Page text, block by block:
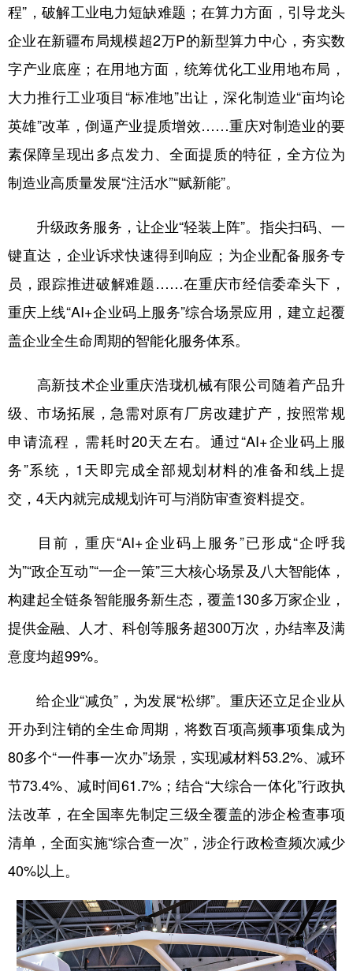
程”，破解工业电力短缺难题；在算力方面，引导龙头
企业在新疆布局规模超2万P的新型算力中心，夯实数
字产业底座；在用地方面，统筹优化工业用地布局，
大力推行工业项目“标准地”出让，深化制造业“亩均论
英雄”改革，倒逼产业提质增效……重庆对制造业的要
素保障呈现出多点发力、全面提质的特征，全方位为
制造业高质量发展“注活水”“赋新能”。
升级政务服务，让企业“轻装上阵”。指尖扫码、一
键直达，企业诉求快速得到响应；为企业配备服务专
员，跟踪推进破解难题……在重庆市经信委牵头下，
重庆上线“AI+企业码上服务”综合场景应用，建立起覆
盖企业全生命周期的智能化服务体系。
高新技术企业重庆浩珑机械有限公司随着产品升
级、市场拓展，急需对原有厂房改建扩产，按照常规
申请流程，需耗时20天左右。通过“AI+企业码上服
务”系统，1天即完成全部规划材料的准备和线上提
交，4天内就完成规划许可与消防审查资料提交。
目前，重庆“AI+企业码上服务”已形成“企呼我
为”“政企互动”“一企一策”三大核心场景及八大智能体，
构建起全链条智能服务新生态，覆盖130多万家企业，
提供金融、人才、科创等服务超300万次，办结率及满
意度均超99%。
给企业“减负”，为发展“松绑”。重庆还立足企业从
开办到注销的全生命周期，将数百项高频事项集成为
80多个“一件事一次办”场景，实现减材料53.2%、减环
节73.4%、减时间61.7%；结合“大综合一体化”行政执
法改革，在全国率先制定三级全覆盖的涉企检查事项
清单，全面实施“综合查一次”，涉企行政检查频次减少
40%以上。